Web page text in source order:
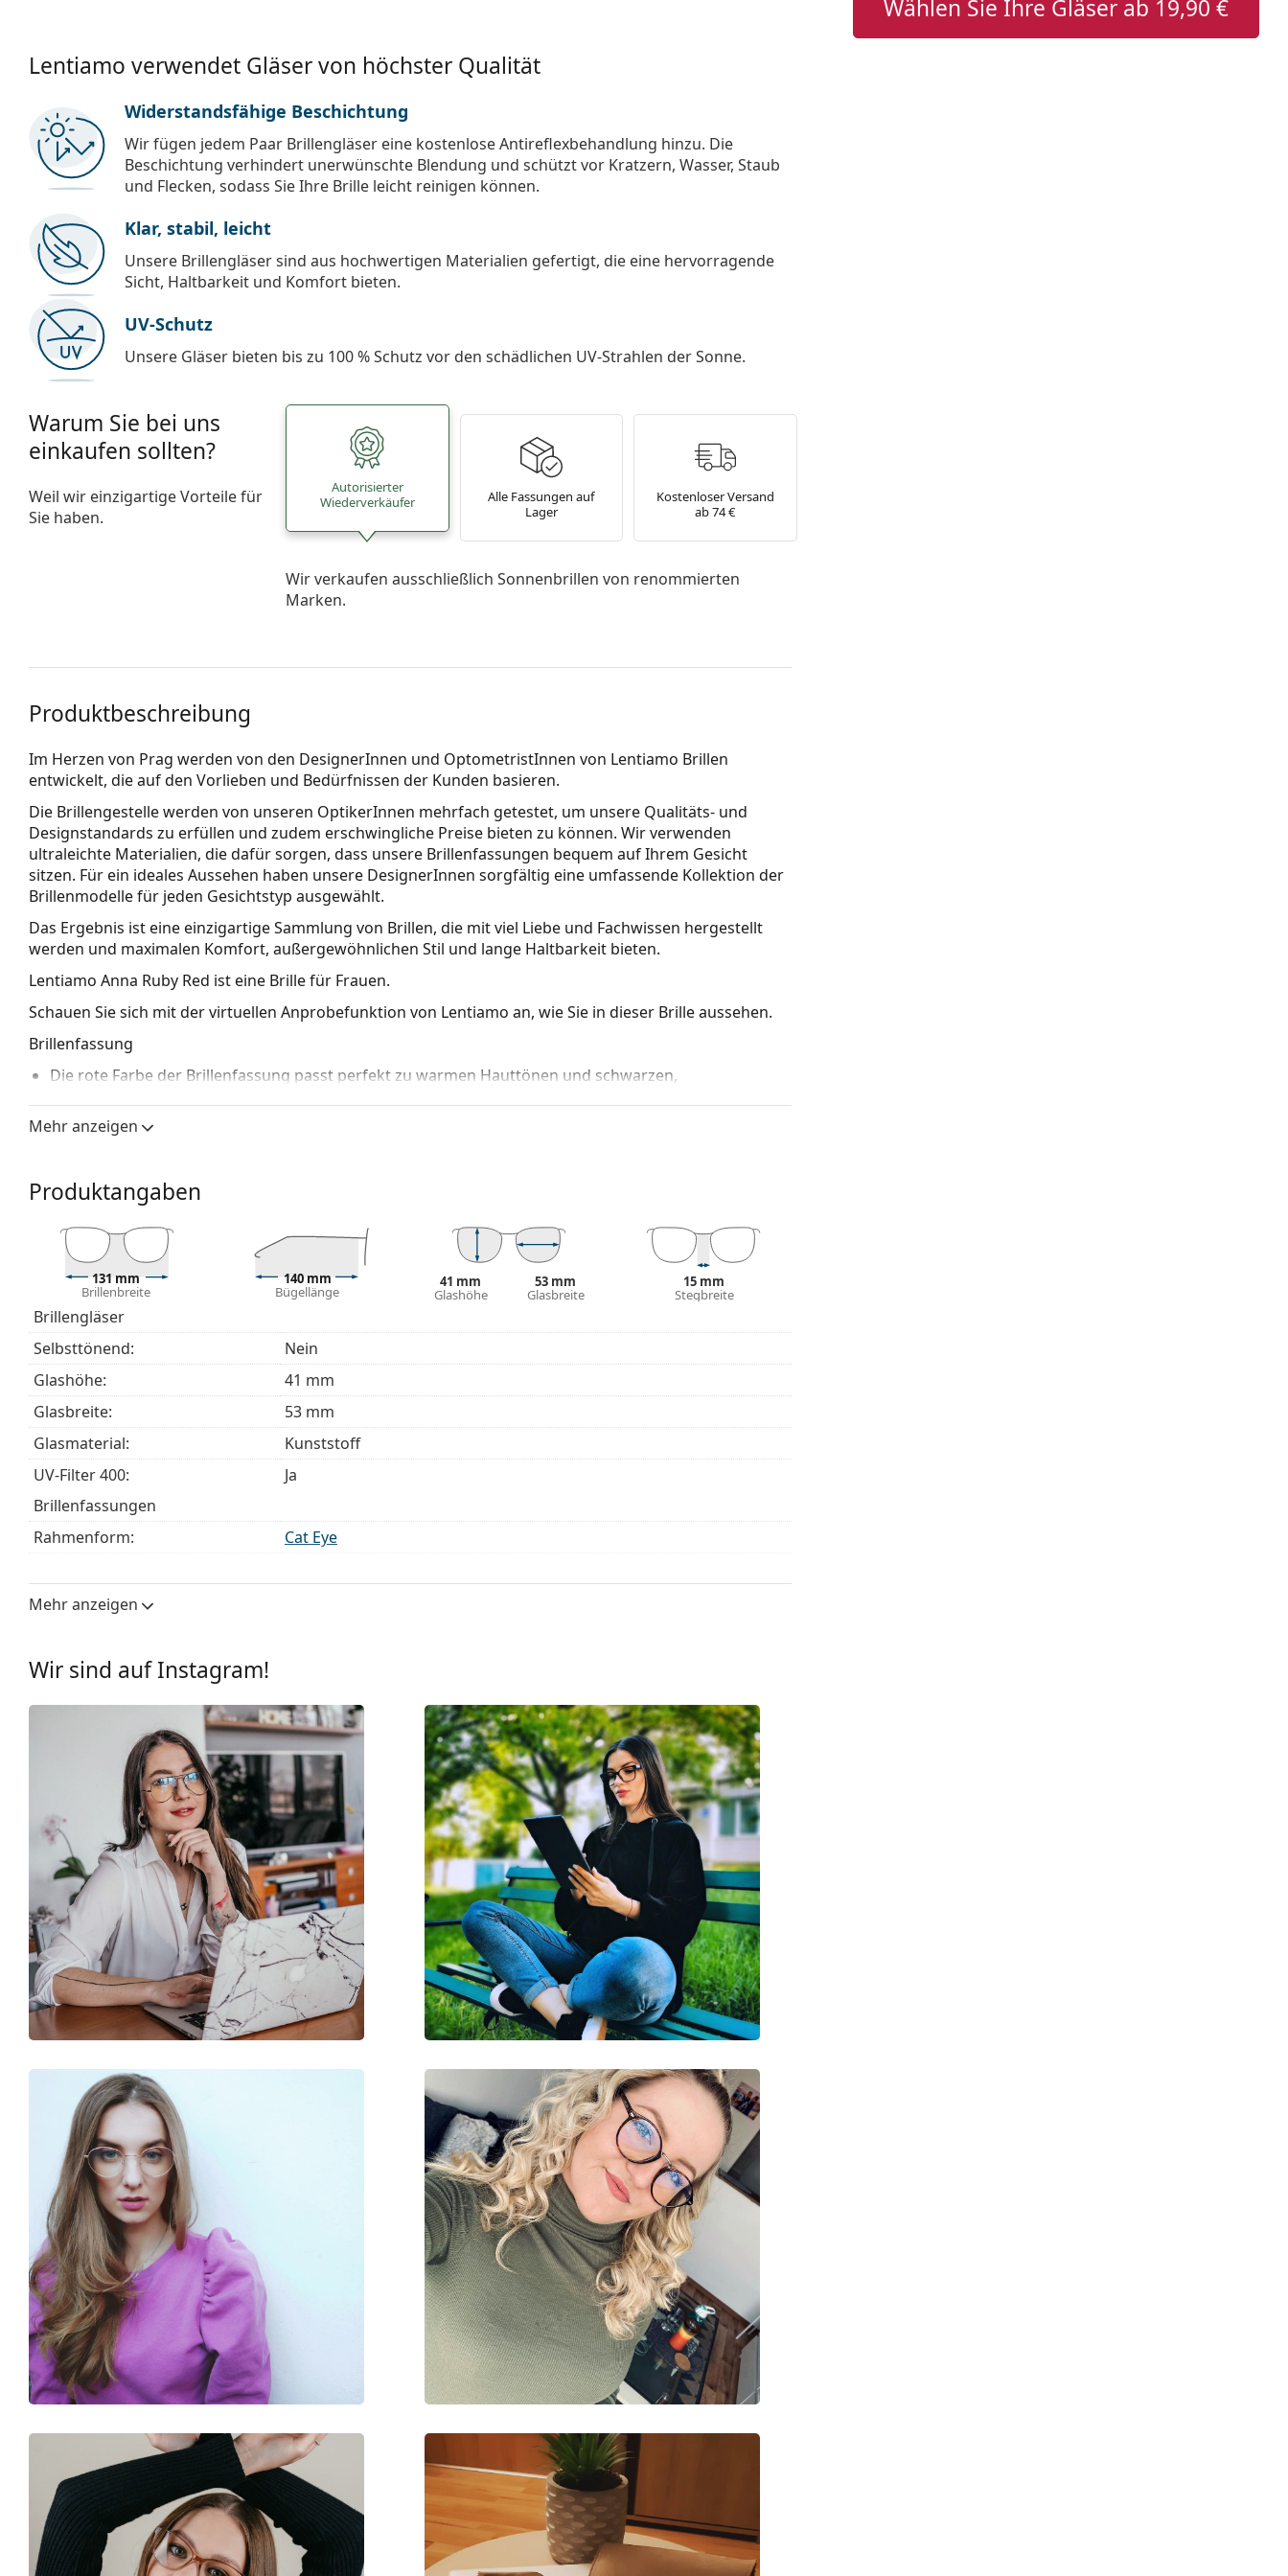
Wählen Sie Ihre Gläser ab 19,90 €
Lentiamo verwendet Gläser von höchster Qualität
Widerstandsfähige Beschichtung
Wir fügen jedem Paar Brillengläser eine kostenlose Antireflexbehandlung hinzu. Die
Beschichtung verhindert unerwünschte Blendung und schützt vor Kratzern, Wasser, Staub
und Flecken, sodass Sie Ihre Brille leicht reinigen können.
Klar, stabil, leicht
Unsere Brillengläser sind aus hochwertigen Materialien gefertigt, die eine hervorragende
Sicht, Haltbarkeit und Komfort bieten.
UV-Schutz
Unsere Gläser bieten bis zu 100 % Schutz vor den schädlichen UV-Strahlen der Sonne.
Warum Sie bei uns
einkaufen sollten?
Weil wir einzigartige Vorteile für
Sie haben.
Autorisierter
Wiederverkäufer
Alle Fassungen auf
Lager
Kostenloser Versand
ab 74 €
Wir verkaufen ausschließlich Sonnenbrillen von renommierten
Marken.
Produktbeschreibung
Im Herzen von Prag werden von den DesignerInnen und OptometristInnen von Lentiamo Brillen
entwickelt, die auf den Vorlieben und Bedürfnissen der Kunden basieren.
Die Brillengestelle werden von unseren OptikerInnen mehrfach getestet, um unsere Qualitäts- und
Designstandards zu erfüllen und zudem erschwingliche Preise bieten zu können. Wir verwenden
ultraleichte Materialien, die dafür sorgen, dass unsere Brillenfassungen bequem auf Ihrem Gesicht
sitzen. Für ein ideales Aussehen haben unsere DesignerInnen sorgfältig eine umfassende Kollektion der
Brillenmodelle für jeden Gesichtstyp ausgewählt.
Das Ergebnis ist eine einzigartige Sammlung von Brillen, die mit viel Liebe und Fachwissen hergestellt
werden und maximalen Komfort, außergewöhnlichen Stil und lange Haltbarkeit bieten.
Lentiamo Anna Ruby Red ist eine Brille für Frauen.
Schauen Sie sich mit der virtuellen Anprobefunktion von Lentiamo an, wie Sie in dieser Brille aussehen.
Brillenfassung
Die rote Farbe der Brillenfassung passt perfekt zu warmen Hauttönen und schwarzen,
Cat-Eye-Fassungen sind eine ideale Wahl für Menschen mit einem ovalen, herzförmigen oder
rautenförmigen Gesicht.
Wir liefern die Brille in ihrem Original-Etui. Die Farbe des Etuis und sein Design können variieren.
Das mitgelieferte Tuch ist zum Reinigen und Pflegen von Brillen geeignet. Einige Modelle können mit
einem Stoffbeutel anstelle eines Tuchs geliefert werden.
Entdecken Sie das gesamte Sortiment derBrillen
, um weitere Modelle zu finden, oder nutzen Sie
unserenBrillen-Ratgeber , wenn Sie Hilfe bei der Auswahl benötigen.
Mehr anzeigen
Produktangaben
131 mm
Brillenbreite
140 mm
Bügellänge
41 mm
Glashöhe
53 mm
Glasbreite
15 mm
Stegbreite
Brillengläser
Selbsttönend:
Nein
Glashöhe:
41 mm
Glasbreite:
53 mm
Glasmaterial:
Kunststoff
UV-Filter 400:
Ja
Brillenfassungen
Rahmenform:
Cat Eye
Material der Fassung:
Brillenbreite:
15 mm
200 g
Verstellbare Nasenpads:
Nein
Federscharnier:
Nein
Accessories
Etui:
Ja
Reinigungstuch:
Ja
Weiteres
Sex:
Damen
Kategorie:
Brillen
Blaufilter Brillen
Marke:
Lentiamo
Code:
Kollektion:
Mehr anzeigen
Wir sind auf Instagram!